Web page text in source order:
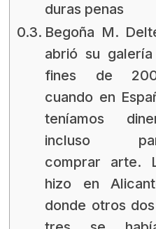
duras penas
Begoña M.
abrió su
fines de
cuando en
teníamos
incluso
comprar arte.
hizo en
donde otros